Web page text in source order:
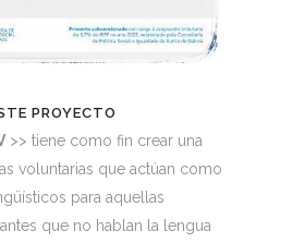
PROYECTO
>> tiene como fin crear una
voluntarias que actúan como
para aquellas
que no hablan la lengua